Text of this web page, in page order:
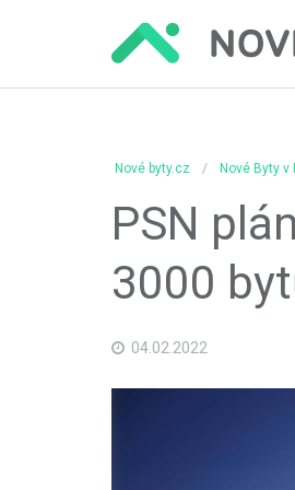
Nové byty.cz Nové Byty v
PSN
3000
04.02.2022